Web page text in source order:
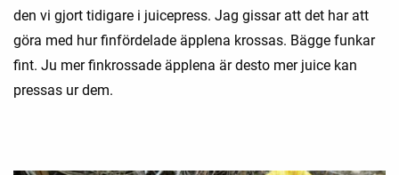
den vi gjort tidigare i juicepress. Jag gissar att det har att
göra med hur finfördelade äpplena krossas. Bägge funkar
fint. Ju mer finkrossade äpplena är desto mer juice kan
pressas ur dem.